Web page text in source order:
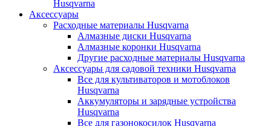
Husqvarna
Аксессуары
Расходные материалы Husqvarna
Алмазные диски Husqvarna
Алмазные коронки Husqvarna
Другие расходные материалы Husqvarna
Аксессуары для садовой техники Husqvarna
Все для культиваторов и мотоблоков
Husqvarna
Аккумуляторы и зарядные устройства
Husqvarna
Все для газонокосилок Husqvarna